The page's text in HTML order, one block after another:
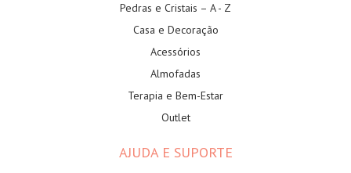
Pedras e Cristais – A - Z
Casa e Decoração
Acessórios
Almofadas
Terapia e Bem-Estar
Outlet
AJUDA E SUPORTE